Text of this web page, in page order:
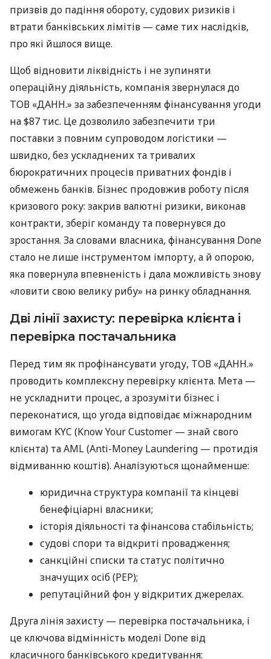
призвів до падіння обороту, судових ризиків і
втрати банківських лімітів — саме тих наслідків,
про які йшлося вище.
Щоб відновити ліквідність і не зупиняти
операційну діяльність, компанія звернулася до
ТОВ «ДАНН.» за забезпеченням фінансування угоди
на $87 тис. Це дозволило забезпечити три
поставки з повним супроводом логістики —
швидко, без ускладнених та тривалих
бюрократичних процесів приватних фондів і
обмежень банків. Бізнес продовжив роботу після
кризового року: закрив валютні ризики, виконав
контракти, зберіг команду та повернувся до
зростання. За словами власника, фінансування Done
стало не лише інструментом імпорту, а й опорою,
яка повернула впевненість і дала можливість знову
«ловити свою велику рибу» на ринку обладнання.
Дві лінії захисту: перевірка клієнта і
перевірка постачальника
Перед тим як профінансувати угоду, ТОВ «ДАНН.»
проводить комплексну перевірку клієнта. Мета —
не ускладнити процес, а зрозуміти бізнес і
переконатися, що угода відповідає міжнародним
вимогам KYC (Know Your Customer — знай свого
клієнта) та AML (Anti-Money Laundering — протидія
відмиванню коштів). Аналізуються щонайменше:
юридична структура компанії та кінцеві
бенефіціарні власники;
історія діяльності та фінансова стабільність;
судові спори та відкриті провадження;
санкційні списки та статус політично
значущих осіб (PEP);
репутаційний фон у відкритих джерелах.
Друга лінія захисту — перевірка постачальника, і
це ключова відмінність моделі Done від
класичного банківського кредитування: